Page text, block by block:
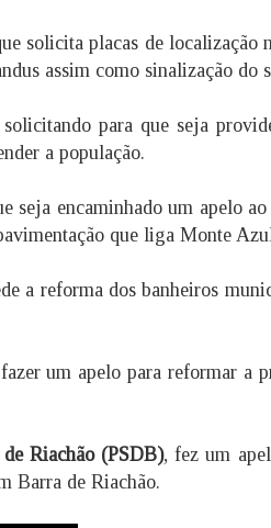
solicita placas de localização
assim como sinalização do
para que seja
a população.
seja encaminhado um apelo
que liga Monte
a reforma dos banheiros
um apelo para reformar a
Riachão (PSDB), fez um
Barra de Riachão.